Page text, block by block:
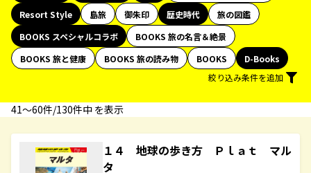
Resort Style
島旅 御朱印 歴史時代
旅の図鑑
BOOKS スペシャルコラボ
BOOKS 旅の名言＆絶景
BOOKS 旅と健康
BOOKS 旅の読み物 BOOKS
D-Books
絞り込み条件を追加
41〜60件/130件中 を表示
１４ 地球の歩き方 Ｐｌａｔ マル
タ